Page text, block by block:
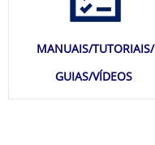
MANUAIS/TUTORIAIS/
GUIAS/VÍDEOS